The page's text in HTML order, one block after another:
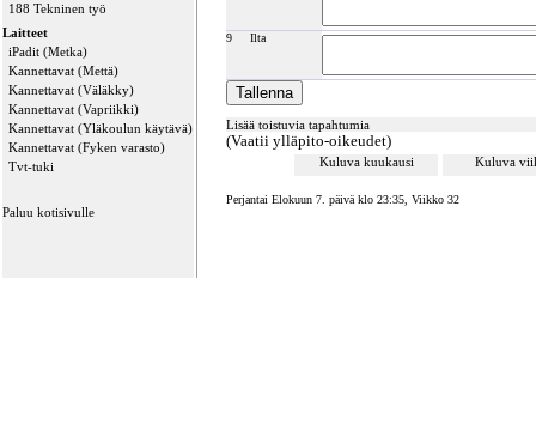
188 Tekninen työ
Laitteet
iPadit (Metka)
Kannettavat (Mettä)
Kannettavat (Väläkky)
Kannettavat (Vapriikki)
Kannettavat (Yläkoulun käytävä)
Kannettavat (Fyken varasto)
Tvt-tuki
Paluu kotisivulle
9 Ilta
Lisää toistuvia tapahtumia
(Vaatii ylläpito-oikeudet)
Kuluva kuukausi Kuluva
Perjantai Elokuun 7. päivä klo 23:35, Viikko 32